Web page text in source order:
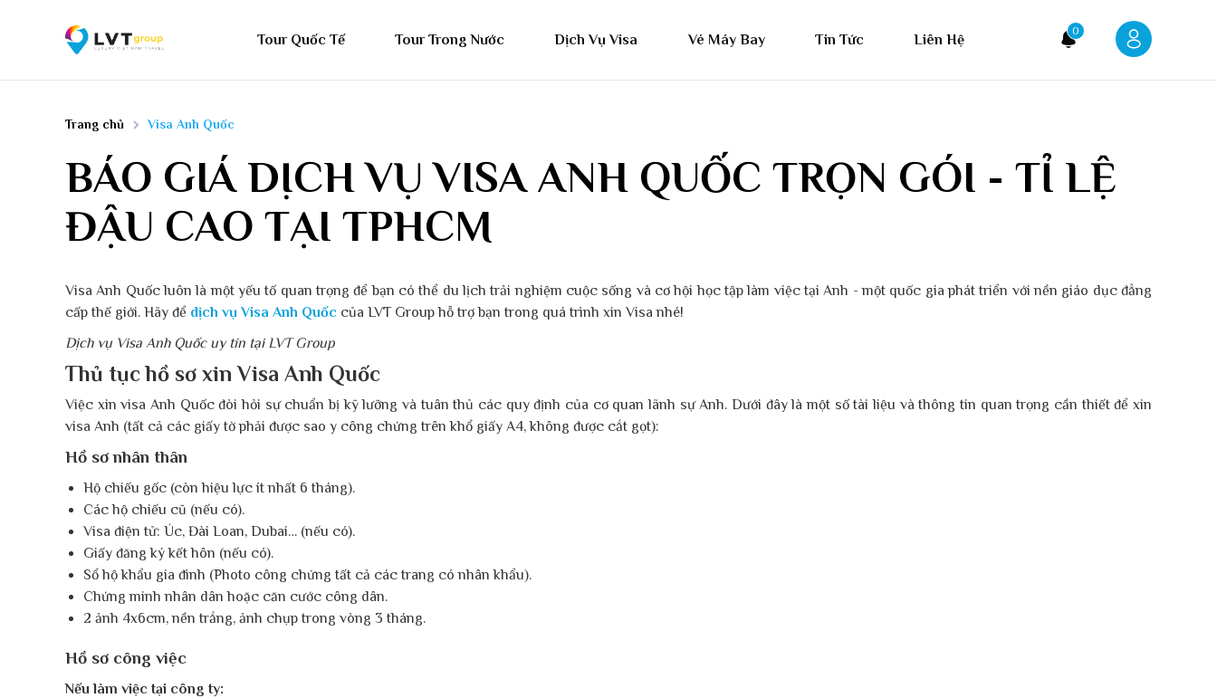
Tour Quốc Tế Tour Trong Nước Dịch Vụ Visa Vé Máy Bay Tin Tức Liên Hệ
0
Trang chủ Visa Anh Quốc
BÁO GIÁ DỊCH VỤ VISA ANH QUỐC TRỌN GÓI - TỈ LỆ
ĐẬU CAO TẠI TPHCM
Visa Anh Quốc luôn là một yếu tố quan trọng để bạn có thể du lịch trải nghiệm cuộc sống và cơ hội học tập làm việc tại Anh - một quốc gia phát triển với nền giáo dục đẳng
cấp thế giới. Hãy để dịch vụ Visa Anh Quốc của LVT Group hỗ trợ bạn trong quá trình xin Visa nhé!
Dịch vụ Visa Anh Quốc uy tín tại LVT Group
Thủ tục hồ sơ xin Visa Anh Quốc
Việc xin visa Anh Quốc đòi hỏi sự chuẩn bị kỹ lưỡng và tuân thủ các quy định của cơ quan lãnh sự Anh. Dưới đây là một số tài liệu và thông tin quan trọng cần thiết để xin
visa Anh (tất cả các giấy tờ phải được sao y công chứng trên khổ giấy A4, không được cắt gọt):
Hồ sơ nhân thân
Hộ chiếu gốc (còn hiệu lực ít nhất 6 tháng).
Các hộ chiếu cũ (nếu có).
Visa điện tử: Úc, Đài Loan, Dubai… (nếu có).
Giấy đăng ký kết hôn (nếu có).
Sổ hộ khẩu gia đình (Photo công chứng tất cả các trang có nhân khẩu).
Chứng minh nhân dân hoặc căn cước công dân.
2 ảnh 4x6cm, nền trắng, ảnh chụp trong vòng 3 tháng.
Hồ sơ công việc
Nếu làm việc tại công ty: